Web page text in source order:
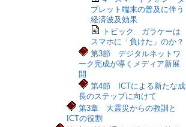
ブレット端末の普及に伴う
経済波及効果
トピック ガラケーは
スマホに「負けた」のか？
第3節 デジタルネットワ
ーク完成が導くメディア新展
開
第4節 ICTによる新たな成
長のステップに向けて
第3章 大震災からの教訓と
ICTの役割